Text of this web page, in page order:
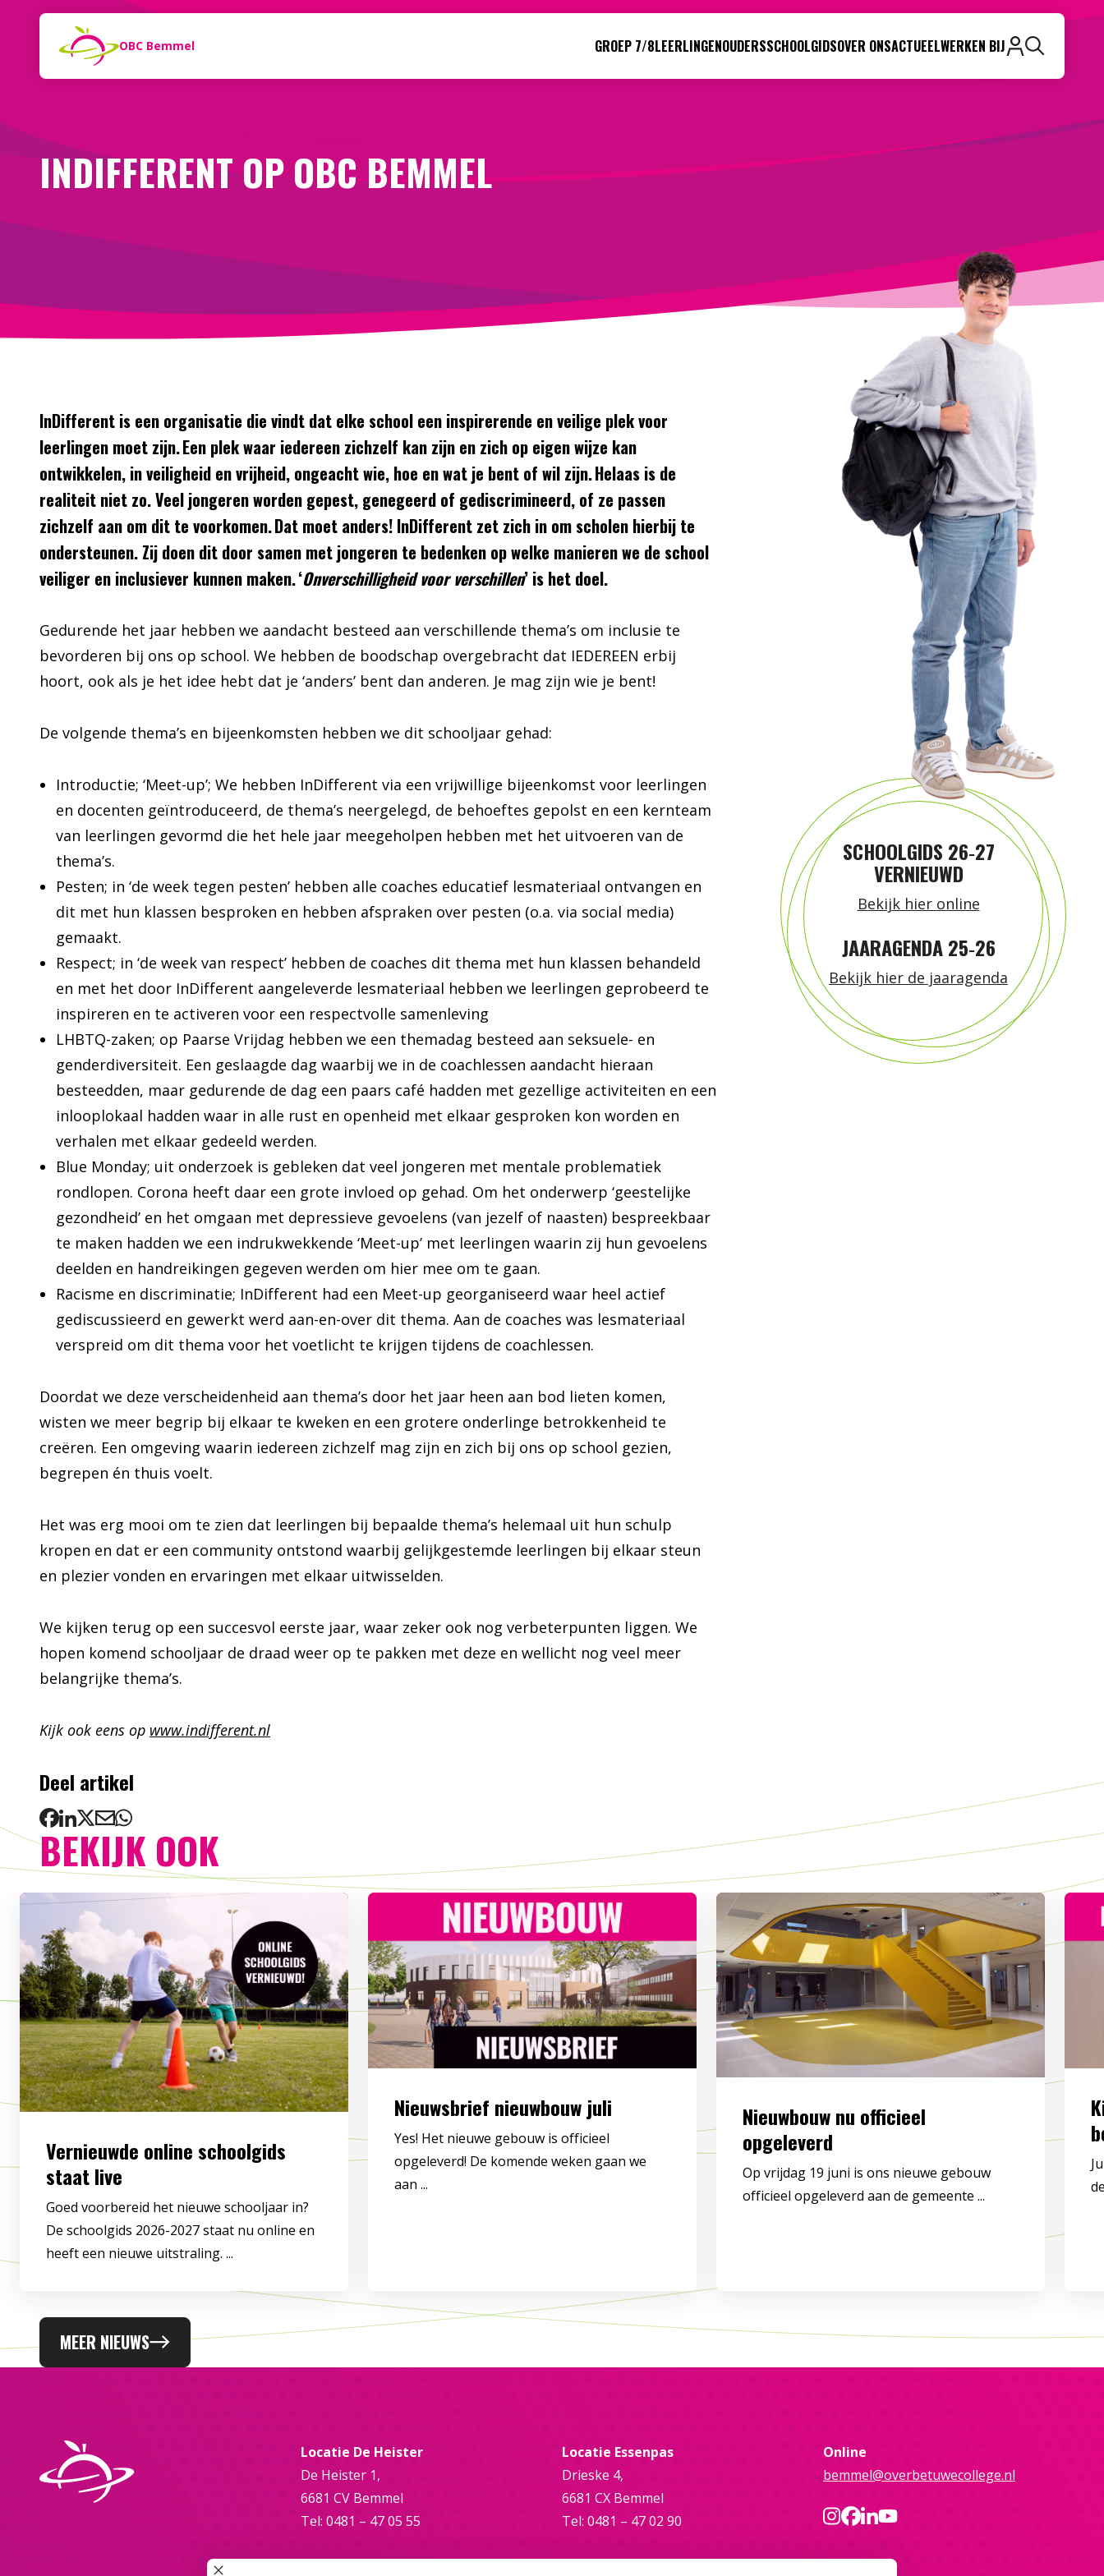
Naar de inhoud
OBC Bemmel GROEP 7/8LEERLINGENOUDERSSCHOOLGIDSOVER ONSACTUEELWERKEN BIJ
Zoeken
INDIFFERENT OP OBC BEMMEL
InDifferent is een organisatie die vindt dat elke school een inspirerende en veilige plek voor
leerlingen moet zijn. Een plek waar iedereen zichzelf kan zijn en zich op eigen wijze kan
ontwikkelen, in veiligheid en vrijheid, ongeacht wie, hoe en wat je bent of wil zijn. Helaas is de
realiteit niet zo. Veel jongeren worden gepest, genegeerd of gediscrimineerd, of ze passen
zichzelf aan om dit te voorkomen. Dat moet anders! InDifferent zet zich in om scholen hierbij te
ondersteunen. Zij doen dit door samen met jongeren te bedenken op welke manieren we de school
veiliger en inclusiever kunnen maken. ‘Onverschilligheid voor verschillen’ is het doel.
Gedurende het jaar hebben we aandacht besteed aan verschillende thema’s om inclusie te
bevorderen bij ons op school. We hebben de boodschap overgebracht dat IEDEREEN erbij
hoort, ook als je het idee hebt dat je ‘anders’ bent dan anderen. Je mag zijn wie je bent!
De volgende thema’s en bijeenkomsten hebben we dit schooljaar gehad:
Introductie; ‘Meet-up’; We hebben InDifferent via een vrijwillige bijeenkomst voor leerlingen
en docenten geïntroduceerd, de thema’s neergelegd, de behoeftes gepolst en een kernteam
van leerlingen gevormd die het hele jaar meegeholpen hebben met het uitvoeren van de
thema’s.
Pesten; in ‘de week tegen pesten’ hebben alle coaches educatief lesmateriaal ontvangen en
dit met hun klassen besproken en hebben afspraken over pesten (o.a. via social media)
gemaakt.
Respect; in ‘de week van respect’ hebben de coaches dit thema met hun klassen behandeld
en met het door InDifferent aangeleverde lesmateriaal hebben we leerlingen geprobeerd te
inspireren en te activeren voor een respectvolle samenleving
LHBTQ-zaken; op Paarse Vrijdag hebben we een themadag besteed aan seksuele- en
genderdiversiteit. Een geslaagde dag waarbij we in de coachlessen aandacht hieraan
besteedden, maar gedurende de dag een paars café hadden met gezellige activiteiten en een
inlooplokaal hadden waar in alle rust en openheid met elkaar gesproken kon worden en
verhalen met elkaar gedeeld werden.
Blue Monday; uit onderzoek is gebleken dat veel jongeren met mentale problematiek
rondlopen. Corona heeft daar een grote invloed op gehad. Om het onderwerp ‘geestelijke
gezondheid’ en het omgaan met depressieve gevoelens (van jezelf of naasten) bespreekbaar
te maken hadden we een indrukwekkende ‘Meet-up’ met leerlingen waarin zij hun gevoelens
deelden en handreikingen gegeven werden om hier mee om te gaan.
Racisme en discriminatie; InDifferent had een Meet-up georganiseerd waar heel actief
gediscussieerd en gewerkt werd aan-en-over dit thema. Aan de coaches was lesmateriaal
verspreid om dit thema voor het voetlicht te krijgen tijdens de coachlessen.
Doordat we deze verscheidenheid aan thema’s door het jaar heen aan bod lieten komen,
wisten we meer begrip bij elkaar te kweken en een grotere onderlinge betrokkenheid te
creëren. Een omgeving waarin iedereen zichzelf mag zijn en zich bij ons op school gezien,
begrepen én thuis voelt.
Het was erg mooi om te zien dat leerlingen bij bepaalde thema’s helemaal uit hun schulp
kropen en dat er een community ontstond waarbij gelijkgestemde leerlingen bij elkaar steun
en plezier vonden en ervaringen met elkaar uitwisselden.
We kijken terug op een succesvol eerste jaar, waar zeker ook nog verbeterpunten liggen. We
hopen komend schooljaar de draad weer op te pakken met deze en wellicht nog veel meer
belangrijke thema’s.
Kijk ook eens op www.indifferent.nl
Deel artikel
SCHOOLGIDS 26‑27
VERNIEUWD
Bekijk hier online
JAARAGENDA 25‑26
Bekijk hier de jaaragenda
BEKIJK OOK
Vernieuwde online schoolgids
staat live
Goed voorbereid het nieuwe schooljaar in?
De schoolgids 2026-2027 staat nu online en
heeft een nieuwe uitstraling. ...
Nieuwsbrief nieuwbouw juli
Yes! Het nieuwe gebouw is officieel
opgeleverd! De komende weken gaan we
aan ...
Nieuwbouw nu officieel
opgeleverd
Op vrijdag 19 juni is ons nieuwe gebouw
officieel opgeleverd aan de gemeente ...
MEER NIEUWS
Locatie De Heister
De Heister 1,
6681 CV Bemmel
Tel: 0481 – 47 05 55
Locatie Essenpas
Drieske 4,
6681 CX Bemmel
Tel: 0481 – 47 02 90
Online
bemmel@overbetuwecollege.nl